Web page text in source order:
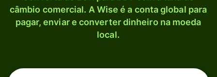
câmbio comercial. A Wise é a conta global para
pagar, enviar e converter dinheiro na moeda
local.